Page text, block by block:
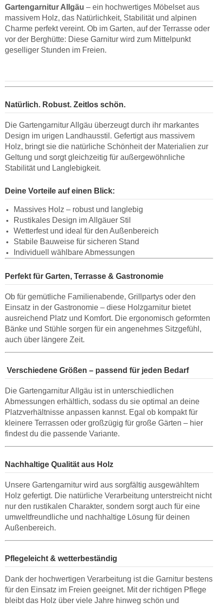
Gartengarnitur Allgäu – ein hochwertiges Möbelset aus
massivem Holz, das Natürlichkeit, Stabilität und alpinen
Charme perfekt vereint. Ob im Garten, auf der Terrasse oder
vor der Berghütte: Diese Garnitur wird zum Mittelpunkt
geselliger Stunden im Freien.
Natürlich. Robust. Zeitlos schön.
Die Gartengarnitur Allgäu überzeugt durch ihr markantes
Design im urigen Landhausstil. Gefertigt aus massivem
Holz, bringt sie die natürliche Schönheit der Materialien zur
Geltung und sorgt gleichzeitig für außergewöhnliche
Stabilität und Langlebigkeit.
Deine Vorteile auf einen Blick:
Massives Holz – robust und langlebig
Rustikales Design im Allgäuer Stil
Wetterfest und ideal für den Außenbereich
Stabile Bauweise für sicheren Stand
Individuell wählbare Abmessungen
Perfekt für Garten, Terrasse & Gastronomie
Ob für gemütliche Familienabende, Grillpartys oder den
Einsatz in der Gastronomie – diese Holzgarnitur bietet
ausreichend Platz und Komfort. Die ergonomisch geformten
Bänke und Stühle sorgen für ein angenehmes Sitzgefühl,
auch über längere Zeit.
Verschiedene Größen – passend für jeden Bedarf
Die Gartengarnitur Allgäu ist in unterschiedlichen
Abmessungen erhältlich, sodass du sie optimal an deine
Platzverhältnisse anpassen kannst. Egal ob kompakt für
kleinere Terrassen oder großzügig für große Gärten – hier
findest du die passende Variante.
Nachhaltige Qualität aus Holz
Unsere Gartengarnitur wird aus sorgfältig ausgewähltem
Holz gefertigt. Die natürliche Verarbeitung unterstreicht nicht
nur den rustikalen Charakter, sondern sorgt auch für eine
umweltfreundliche und nachhaltige Lösung für deinen
Außenbereich.
Pflegeleicht & wetterbeständig
Dank der hochwertigen Verarbeitung ist die Garnitur bestens
für den Einsatz im Freien geeignet. Mit der richtigen Pflege
bleibt das Holz über viele Jahre hinweg schön und